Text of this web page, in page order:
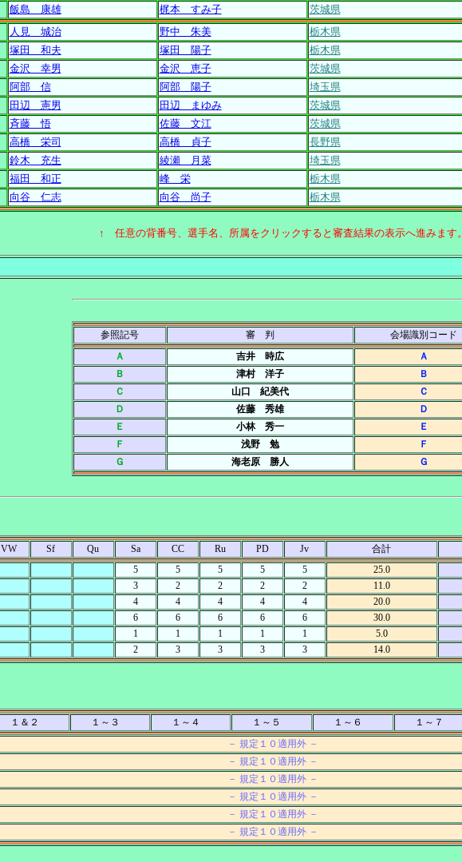
飯島 康雄 梶本 すみ子 茨城県
人見 城治 野中 朱美 栃木県
塚田 和夫 塚田 陽子 栃木県
金沢 幸男 金沢 恵子 茨城県
阿部 信 阿部 陽子 埼玉県
田辺 憲男 田辺 まゆみ 茨城県
斉藤 悟 佐藤 文江 茨城県
高橋 栄司 高橋 貞子 長野県
鈴木 充生 綾瀬 月菜 埼玉県
福田 和正 峰 栄 栃木県
向谷 仁志 向谷 尚子 栃木県
↑ 任意の背番号、選手名、所属をクリックすると審査結果の表示へ進みます。
参照記号 審 判
会場識別コード
Ａ
吉井 時広
Ａ
Ｂ
津村 洋子
Ｂ
Ｃ
山口 紀美代
Ｃ
Ｄ
佐藤 秀雄
Ｄ
Ｅ
小林 秀一
Ｅ
Ｆ
浅野 勉
Ｆ
Ｇ
海老原 勝人 Ｇ
VW Sf Qu Sa CC Ru PD Jv 合計
5 5 5 5 5 25.0
3 2 2 2 2 11.0
4 4 4 4 4 20.0
6 6 6 6 6 30.0
1 1 1 1 1 5.0
2 3 3 3 3 14.0
１＆２ １～３ １～４ １～５ １～６ １～７
－ 規定１０適用外 －
－ 規定１０適用外 －
－ 規定１０適用外 －
－ 規定１０適用外 －
－ 規定１０適用外 －
－ 規定１０適用外 －